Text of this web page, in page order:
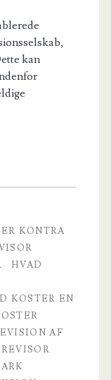
kan
KONTRA
HVAD
KOSTER EN
AF